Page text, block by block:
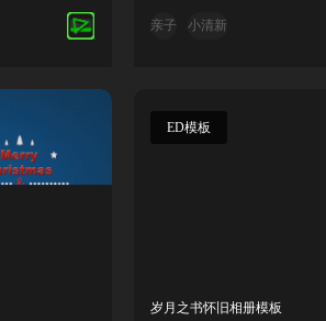
亲子 小清新
ED模板
岁月之书怀旧相册模板